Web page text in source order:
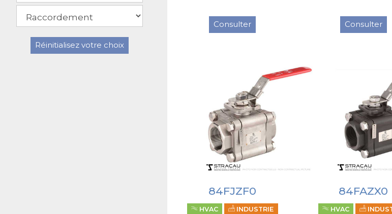
Réinitialisez votre choix
Consulter Consulter
84FJZF0
HVAC INDUSTRIE
84FAZX0
HVAC